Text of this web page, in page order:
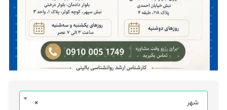
× شهر